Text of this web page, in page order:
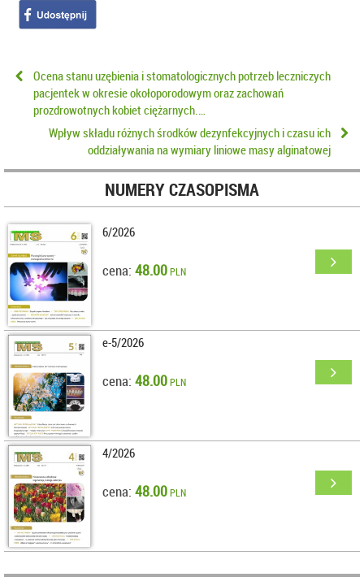
Ocena stanu uzębienia i stomatologicznych potrzeb leczniczych
pacjentek w okresie okołoporodowym oraz zachowań
prozdrowotnych kobiet ciężarnych.…
Wpływ składu różnych środków dezynfekcyjnych i czasu ich
oddziaływania na wymiary liniowe masy alginatowej
NUMERY CZASOPISMA
6/2026
cena: 48.00PLN
e-5/2026
cena: 48.00PLN
4/2026
cena: 48.00PLN